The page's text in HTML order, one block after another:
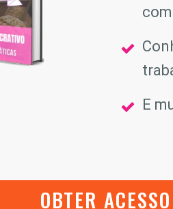
E
OBTER